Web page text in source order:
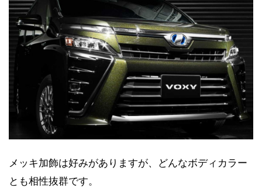
メッキ加飾は好みがありますが、どんなボディカラー
とも相性抜群です。